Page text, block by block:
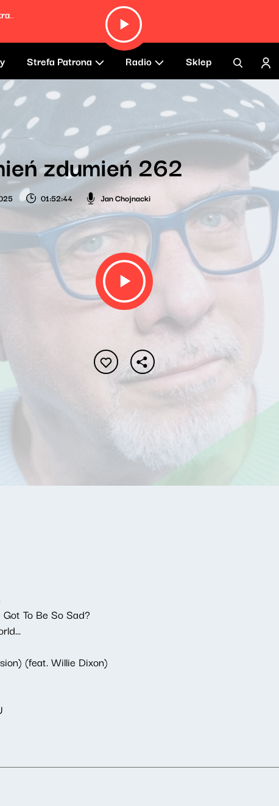
Hungry Eyes (From "Dirty Dancing" Soundtrack)
Strefa Patrona Radio Sklep
zdumień 262
01:52:44 Jan Chojnacki
To Be So Sad?
(feat. Willie Dixon)